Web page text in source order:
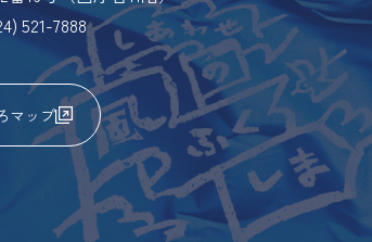
521-7888
マップ